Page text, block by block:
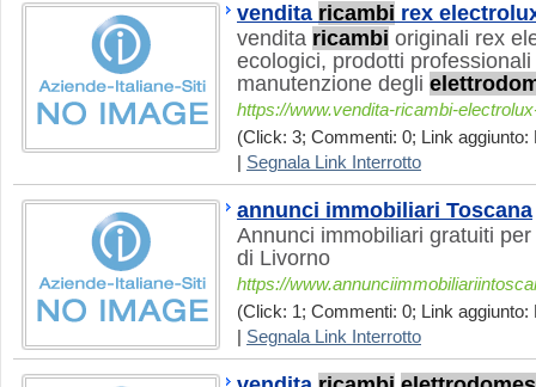
vendita ricambi rex
vendita ricambi originali rex
ecologici, prodotti
manutenzione degli
https://www.vendita-ricambi-
(Click: 3; Commenti: 0; Link aggiunto:
Segnala Link Interrotto
annunci immobiliari Toscana
Annunci immobiliari gratuiti
di Livorno
https://
(Click: 1; Commenti: 0; Link aggiunto:
Segnala Link Interrotto